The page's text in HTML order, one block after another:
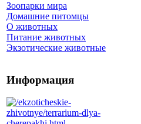
Зоопарки мира
Домашние питомцы
О животных
Питание животных
Экзотические животные
Информация